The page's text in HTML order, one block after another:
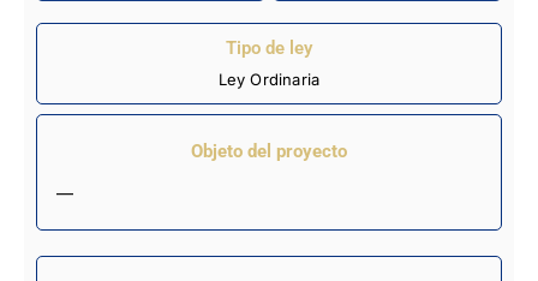
Tipo de ley
Ley Ordinaria
Objeto del proyecto
—